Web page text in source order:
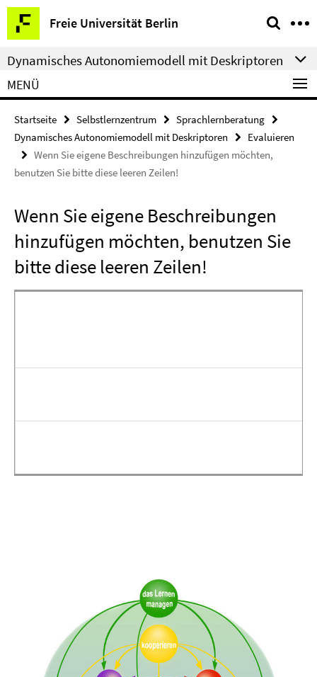
Springe
direkt
zu
Inhalt
Freie Universität Berlin
Service-
Navigation
Dynamisches Autonomiemodell mit Deskriptoren
MENÜ
Startseite Selbstlernzentrum
Sprachlernberatung
Dynamisches Autonomiemodell mit Deskriptoren
Evaluieren
Wenn Sie eigene Beschreibungen hinzufügen möchten,
benutzen Sie bitte diese leeren Zeilen!
Wenn Sie eigene Beschreibungen
hinzufügen möchten, benutzen Sie
bitte diese leeren Zeilen!